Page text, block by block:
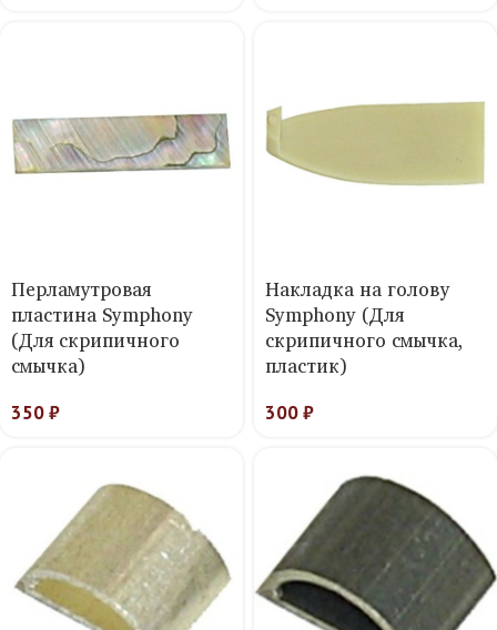
Перламутровая
пластина Symphony
(Для скрипичного
смычка)
350₽
Накладка на голову
Symphony (Для
скрипичного смычка,
пластик)
300₽